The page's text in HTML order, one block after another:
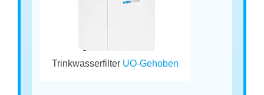
Trinkwasserfilter UO-Gehoben